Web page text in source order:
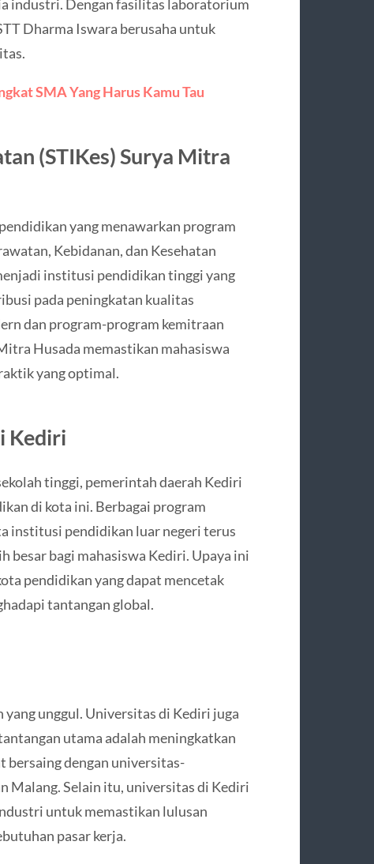
industri. Dengan fasilitas laboratorium
Dharma Iswara berusaha untuk
SMA Yang Harus Kamu Tau
(STIKes) Surya Mitra
yang menawarkan program
Kebidanan, dan Kesehatan
institusi pendidikan tinggi yang
pada peningkatan kualitas
dan program-program kemitraan
Husada memastikan mahasiswa
yang optimal.
Kediri
tinggi, pemerintah daerah Kediri
di kota ini. Berbagai program
institusi pendidikan luar negeri terus
bagi mahasiswa Kediri. Upaya ini
pendidikan yang dapat mencetak
tantangan global.
unggul. Universitas di Kediri juga
utama adalah meningkatkan
bersaing dengan universitas-
Malang. Selain itu, universitas di Kediri
untuk memastikan lulusan
pasar kerja.